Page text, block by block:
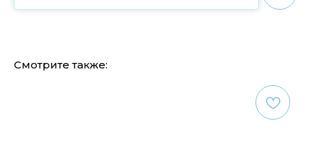
Смотрите также: